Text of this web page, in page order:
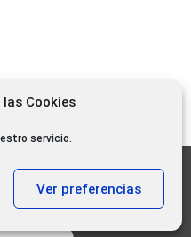
Cookies
servicio.
Ver preferencias